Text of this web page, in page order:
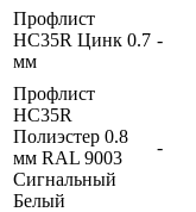
Профлист
HC35R Цинк 0.7
мм
-
Профлист
HC35R
Полиэстер 0.8
мм RAL 9003
Сигнальный
Белый
-